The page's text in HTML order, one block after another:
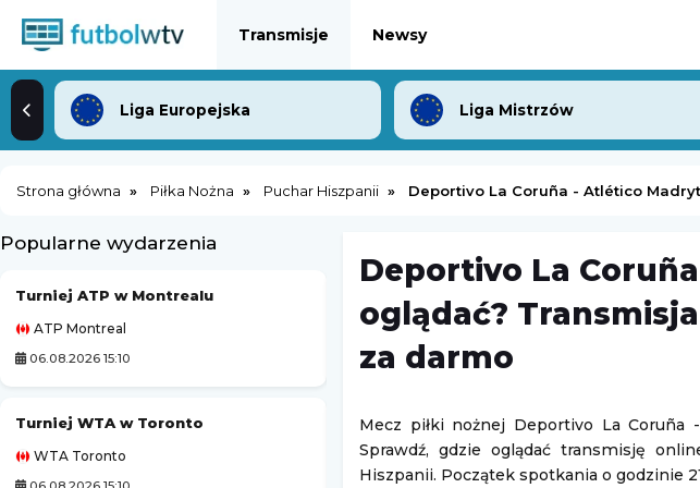
Transmisje Newsy
Liga Europejska Liga Mistrzów
Strona główna Piłka Nożna Puchar Hiszpanii Deportivo La Coruña - Atlético Madryt
Popularne wydarzenia
Turniej ATP w Montrealu
ATP Montreal
06.08.2026 15:10
Turniej WTA w Toronto
WTA Toronto
Challenger Grodzisk Mazowiecki
06.08.2026 23:00
Turniej ATP Challenger w Hagen
Challenger Hagen
Deportivo La
oglądać?
za darmo
Mecz piłki nożnej Deportivo La Coruña
Sprawdź, gdzie oglądać transmisję
Hiszpanii. Początek spotkania o godzinie